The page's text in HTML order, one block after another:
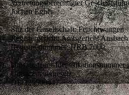
Vertretungsberechtigter
Jochen Egner
Sitz der Gesellschaft: Feuchtwangen
Registergericht: Amtsgericht Ansbach
Registriernummer: HRB 7000
Umsatzsteuer-Identifikationsnummer
Umsatzsteuergesetz:
DE 325500447